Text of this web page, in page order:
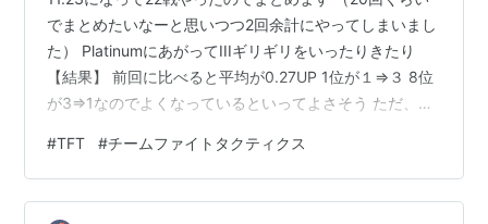
でまとめたいなーと思いつつ2回余計にやってしまいまし
た） PlatinumにあがってIIIギリギリをいったりきたり
【結果】 前回に比べると平均が0.27UP 1位が１⇒３ 8位
が3⇒1なのでよくなっているといってよさそう ただ、前
ミュータントはナーフがきたのでメタモルフォーゼでは
やっておらず、ヴォイドの子中心、唯一の7位はシナプス
なのでヴォイドの子は調子がいい ライバルも少なめなの
#TFT #チームファイトタクティクス